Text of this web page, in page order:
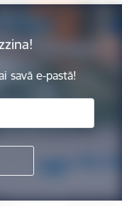
savā e-pastā!